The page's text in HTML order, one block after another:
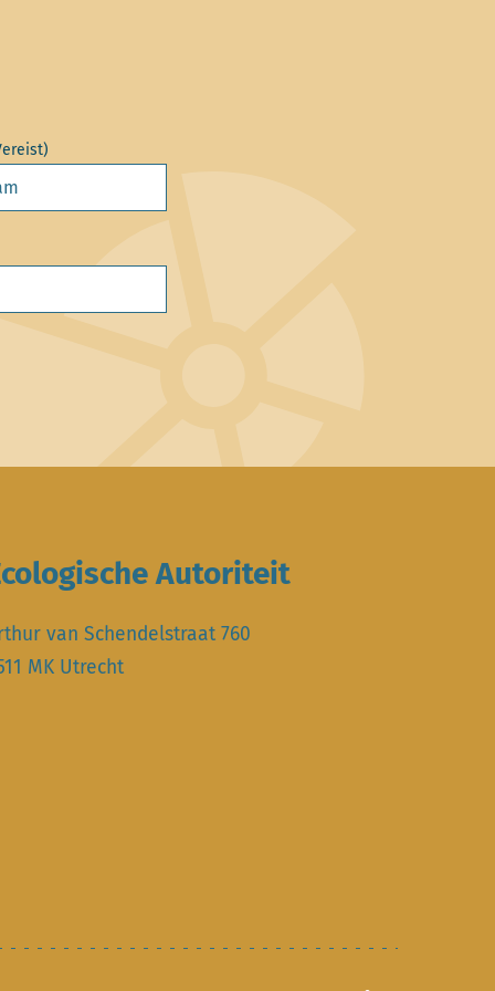
Autoriteit
van Schendelstraat 760
MK Utrecht